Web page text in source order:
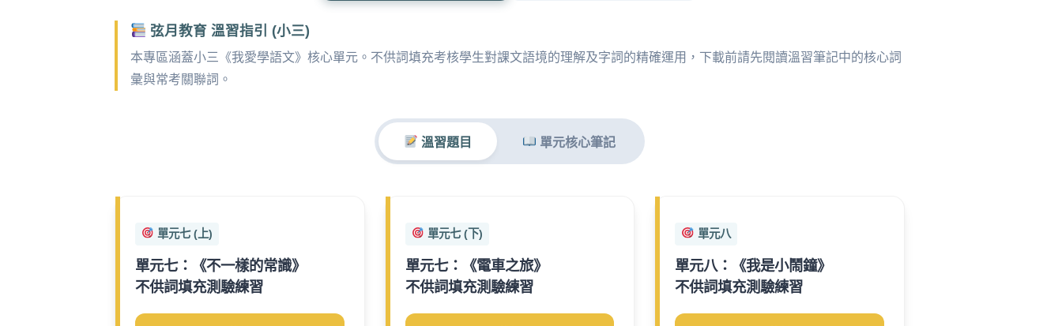
弦月教育 溫習指引 (小三)
本專區涵蓋小三《我愛學語文》核心單元。不供詞填充考核學生對課文語境的理解及字詞的精確運用，下載前請先閱讀溫習筆記中的核心詞
彙與常考關聯詞。
溫習題目 單元核心筆記
單元七 (上)
單元七：《不一樣的常識》
不供詞填充測驗練習
單元七 (下)
單元七：《電車之旅》
不供詞填充測驗練習
單元八
單元八：《我是小鬧鐘》
不供詞填充測驗練習